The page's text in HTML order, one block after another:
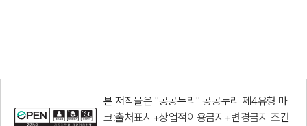
본 저작물은 "공공누리"공공누리 제4유형 마
크:출처표시+상업적이용금지+변경금지 조건